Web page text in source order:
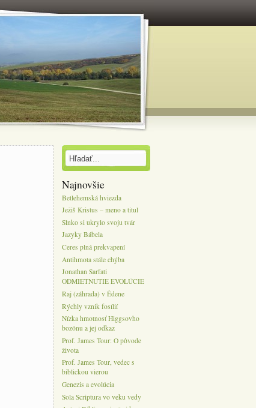
Najnovšie
Betlehemská hviezda
Ježiš Kristus – meno a titul
Slnko si ukrylo svoju tvár
Jazyky Bábela
Ceres plná prekvapení
Antihmota stále chýba
Jonathan Sarfati
ODMIETNUTIE EVOLÚCIE
Raj (záhrada) v Édene
Rýchly vznik fosílií
Nízka hmotnosť Higgsovho
bozónu a jej odkaz
Prof. James Tour: O pôvode
života
Prof. James Tour, vedec s
biblickou vierou
Genezis a evolúcia
Sola Scriptura vo veku vedy